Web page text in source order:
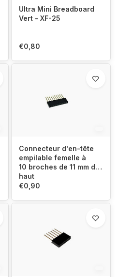
Ultra Mini Breadboard
Vert - XF-25
€0,80
Connecteur d'en-tête
empilable femelle à
10 broches de 11 mm de
haut
€0,90